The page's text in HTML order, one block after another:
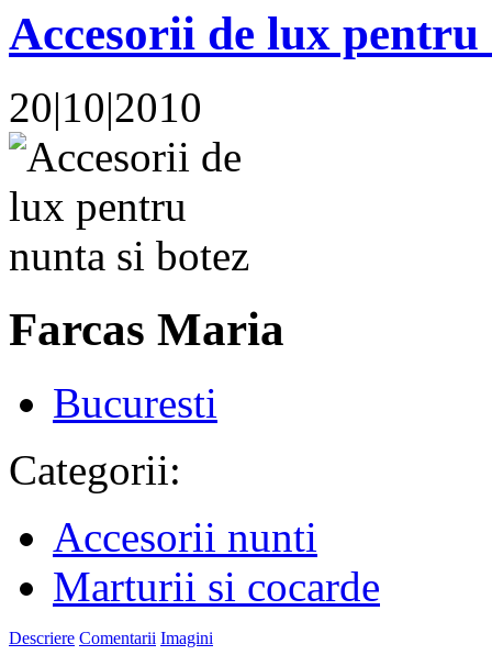
Accesorii de lux pentru
20|10|2010
Farcas Maria
Bucuresti
Categorii:
Accesorii nunti
Marturii si cocarde
Descriere Comentarii Imagini